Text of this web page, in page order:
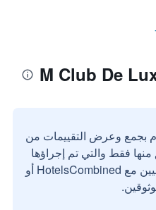
بجمع وعرض التقييمات من
فقط والتي تم إجراؤها
بواسطة مستخدمين حقيقيين مع HotelsCombined أو